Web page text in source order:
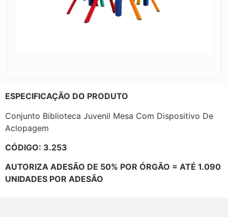
ESPECIFICAÇÃO DO PRODUTO
Conjunto Biblioteca Juvenil Mesa Com Dispositivo De
Aclopagem
CÓDIGO: 3.253
AUTORIZA ADESÃO DE 50% POR ÓRGÃO = ATÉ 1.090
UNIDADES POR ADESÃO